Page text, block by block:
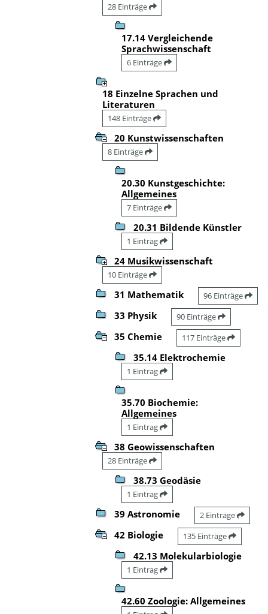
28 Einträge
17.14 Vergleichende
Sprachwissenschaft
6 Einträge
18 Einzelne Sprachen und
Literaturen
148 Einträge
20 Kunstwissenschaften
8 Einträge
20.30 Kunstgeschichte:
Allgemeines
7 Einträge
20.31 Bildende Künstler
1 Eintrag
24 Musikwissenschaft
10 Einträge
31 Mathematik 96 Einträge
33 Physik 90 Einträge
35 Chemie 117 Einträge
35.14 Elektrochemie
1 Eintrag
35.70 Biochemie:
Allgemeines
1 Eintrag
38 Geowissenschaften
28 Einträge
38.73 Geodäsie
1 Eintrag
39 Astronomie 2 Einträge
42 Biologie 135 Einträge
42.13 Molekularbiologie
1 Eintrag
42.60 Zoologie: Allgemeines